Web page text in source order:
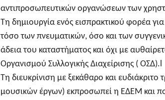
αντιπροσωπευτικών οργανώσεων των
Τη δημιουργία ενός εισπρακτικού φορέα
τόσο των πνευματικών, όσο και των
άδεια του καταστήματος και όχι με
Οργανισμού Συλλογικής Διαχείρισης ( ΟΣΔ).l
Τη διευκρίνιση με ξεκάθαρο και ευδιάκριτο
μουσικών έργων) εκπροσωπεί η ΕΔΕΜ και